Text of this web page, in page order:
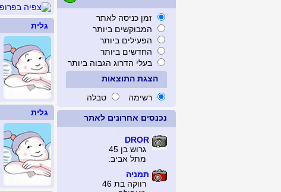
זמן כניסה לאתר
המבוקשים ביותר
הפעילים ביותר
החדשים ביותר
בעלי הדרוג הגבוה ביותר
הצגת התוצאות
רשימה
טבלה
נכנסים אחרונים לאתר
DROR
גרוש בן 45
מתל אביב.
תמניה
רווקה בת 46
גלית
גלית